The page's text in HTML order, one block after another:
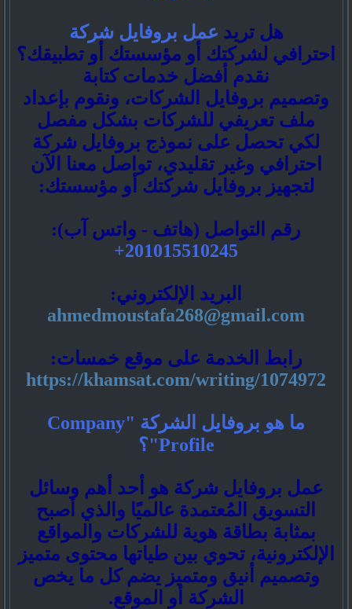
هل تريد عمل بروفايل شركة
احترافي لشركتك أو مؤسستك أو تطبيقك؟
نقدم أفضل خدمات كتابة
وتصميم بروفايل الشركات، ونقوم بإعداد
ملف تعريفي للشركات بشكل مفصل
لكي تحصل على نموذج بروفايل شركة
احترافي وغير تقليدي، تواصل معنا الآن
لتجهيز بروفايل شركتك أو مؤسستك:
رقم التواصل (هاتف - واتس آب):
201015510245+
البريد الإلكتروني:
ahmedmoustafa268@gmail.com
رابط الخدمة على موقع خمسات:
https://khamsat.com/writing/1074972
ما هو بروفايل الشركة "Company
Profile"؟
عمل بروفايل شركة هو أحد أهم وسائل
التسويق المُعتمدة عالميًا والذي أصبح
بمثابة بطاقة هوية للشركات والمواقع
الإلكترونية، تحوي بين طياتها محتوى متميز
وتصميم أنيق ومتميز يضم كل ما يخص
الشركة أو الموقع.